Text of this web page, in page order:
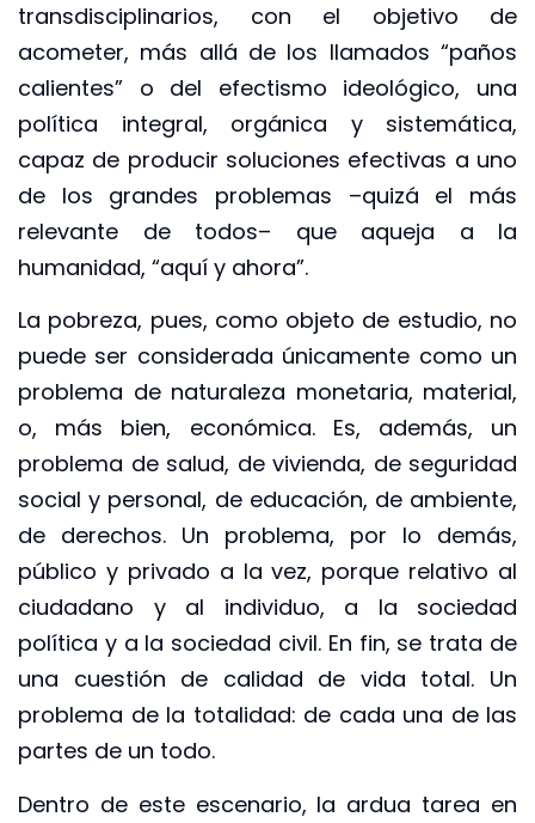
transdisciplinarios, con el objetivo de
acometer, más allá de los llamados “paños
calientes” o del efectismo ideológico, una
política integral, orgánica y sistemática,
capaz de producir soluciones efectivas a uno
de los grandes problemas –quizá el más
relevante de todos– que aqueja a la
humanidad, “aquí y ahora”.
La pobreza, pues, como objeto de estudio, no
puede ser considerada únicamente como un
problema de naturaleza monetaria, material,
o, más bien, económica. Es, además, un
problema de salud, de vivienda, de seguridad
social y personal, de educación, de ambiente,
de derechos. Un problema, por lo demás,
público y privado a la vez, porque relativo al
ciudadano y al individuo, a la sociedad
política y a la sociedad civil. En fin, se trata de
una cuestión de calidad de vida total. Un
problema de la totalidad: de cada una de las
partes de un todo.
Dentro de este escenario, la ardua tarea en